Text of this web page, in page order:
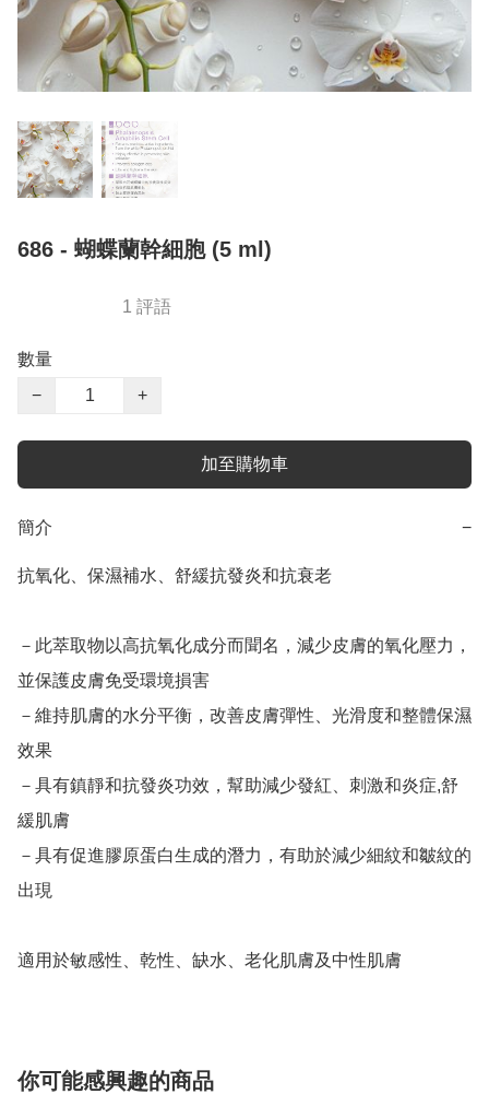
686 - 蝴蝶蘭幹細胞 (5 ml)
1 評語
數量
−
+
加至購物車
簡介 −
抗氧化、保濕補水、舒緩抗發炎和抗衰老
－此萃取物以高抗氧化成分而聞名，減少皮膚的氧化壓力，
並保護皮膚免受環境損害
－維持肌膚的水分平衡，改善皮膚彈性、光滑度和整體保濕
效果
－具有鎮靜和抗發炎功效，幫助減少發紅、刺激和炎症,舒
緩肌膚
－具有促進膠原蛋白生成的潛力，有助於減少細紋和皺紋的
出現
適用於敏感性、乾性、缺水、老化肌膚及中性肌膚
你可能感興趣的商品